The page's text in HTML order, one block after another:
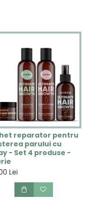
reparator pentru
parului cu
- Set 4 produse -
Lei